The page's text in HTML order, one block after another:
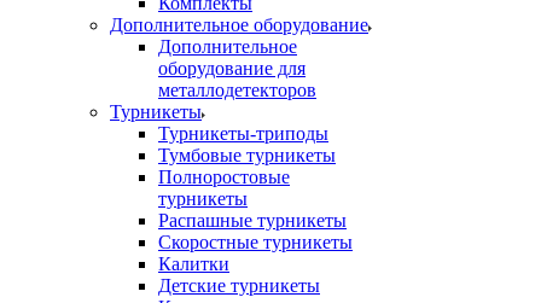
Дополнительное оборудование
Дополнительное
оборудование для
металлодетекторов
Турникеты
Турникеты-триподы
Тумбовые турникеты
Полноростовые
турникеты
Распашные турникеты
Скоростные турникеты
Калитки
Детские турникеты